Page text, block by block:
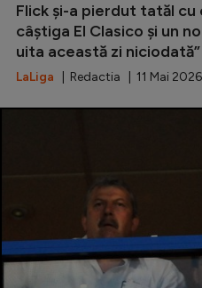
Flick și-a pierdut tatăl
câștiga El Clasico și un
uita această zi niciodată”
LaLiga | Redactia | 11 Mai